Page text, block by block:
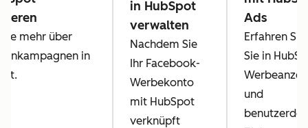
Sie mehr über
in
in HubSpot
verwalten
Nachdem Sie
Ihr Facebook-
Werbekonto
mit HubSpot
verknüpft
Ads
Erfahren
Sie in
und